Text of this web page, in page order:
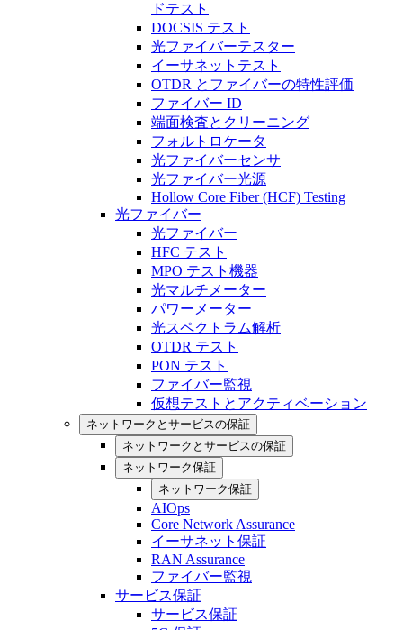
ドテスト
DOCSIS テスト
光ファイバーテスター
イーサネットテスト
OTDR とファイバーの特性評価
ファイバー ID
端面検査とクリーニング
フォルトロケータ
光ファイバーセンサ
光ファイバー光源
Hollow Core Fiber (HCF) Testing
光ファイバー
光ファイバー
HFC テスト
MPO テスト機器
光マルチメーター
パワーメーター
光スペクトラム解析
OTDR テスト
PON テスト
ファイバー監視
仮想テストとアクティベーション
ネットワークとサービスの保証
ネットワークとサービスの保証
ネットワーク保証
ネットワーク保証
AIOps
Core Network Assurance
イーサネット保証
RAN Assurance
ファイバー監視
サービス保証
サービス保証